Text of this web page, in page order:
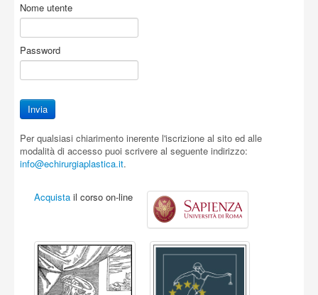
Nome utente
Password
Per qualsiasi chiarimento inerente l'iscrizione al sito ed alle
modalità di accesso puoi scrivere al seguente indirizzo:
info@echirurgiaplastica.it.
Acquista il corso on-line